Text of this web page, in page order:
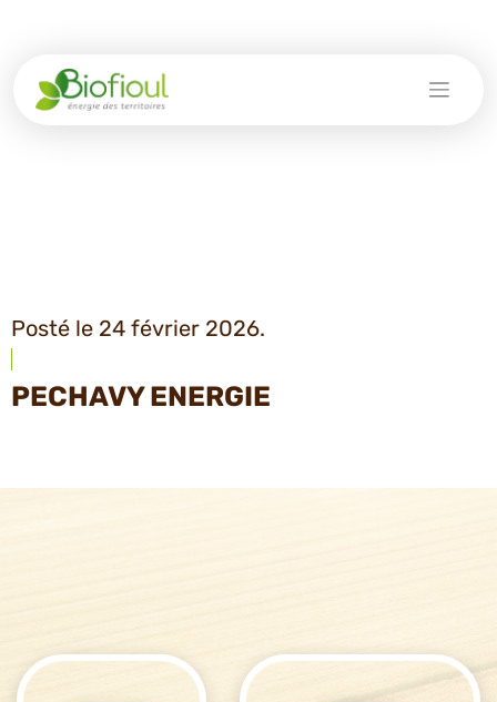
Posté le 24 février 2026.
PECHAVY ENERGIE